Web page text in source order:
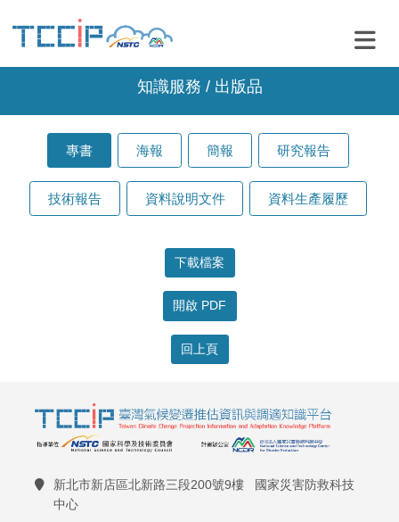
知識服務 / 出版品
專書 海報 簡報 研究報告
技術報告 資料說明文件 資料生產履歷
開啟 PDF
回上頁
新北市新店區北新路三段200號9樓 國家災害防救科技
中心